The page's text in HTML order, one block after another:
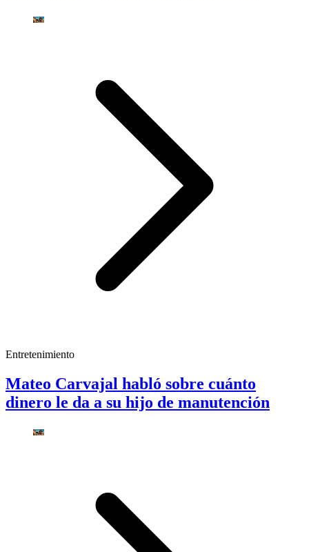
Entretenimiento
Mateo Carvajal habló sobre cuánto
dinero le da a su hijo de manutención